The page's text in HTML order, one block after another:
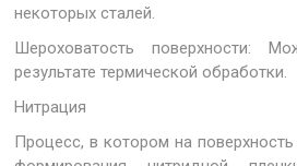
некоторых сталей.
Шероховатость поверхности:
результате термической обработки.
Нитрация
Процесс, в котором на